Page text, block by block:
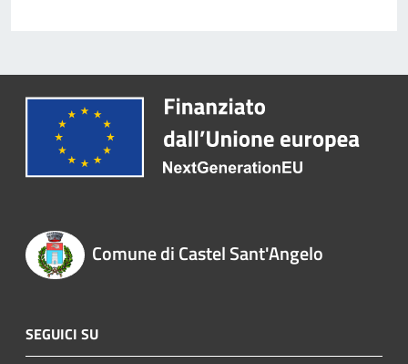
Comune di Castel Sant'Angelo
SEGUICI SU